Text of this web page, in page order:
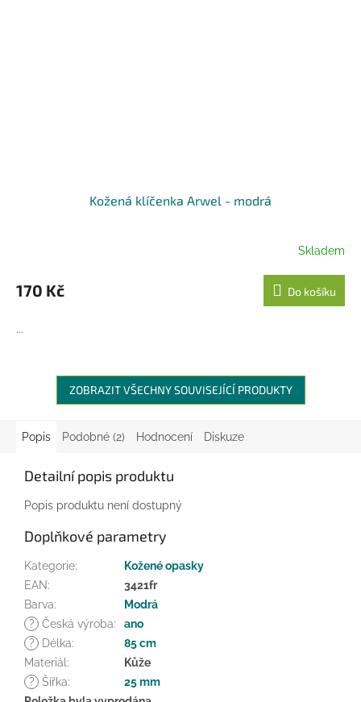
Kožená klíčenka Arwel - modrá
Skladem
170 Kč Do košíku
...
ZOBRAZIT VŠECHNY SOUVISEJÍCÍ PRODUKTY
Popis Podobné (2) Hodnocení Diskuze
Detailní popis produktu
Popis produktu není dostupný
Doplňkové parametry
Kategorie:
Kožené opasky
EAN:
3421fr
Barva:
Modrá
?
Česká výroba:
ano
?
Délka:
85 cm
Materiál :
Kůže
?
Šířka:
25 mm